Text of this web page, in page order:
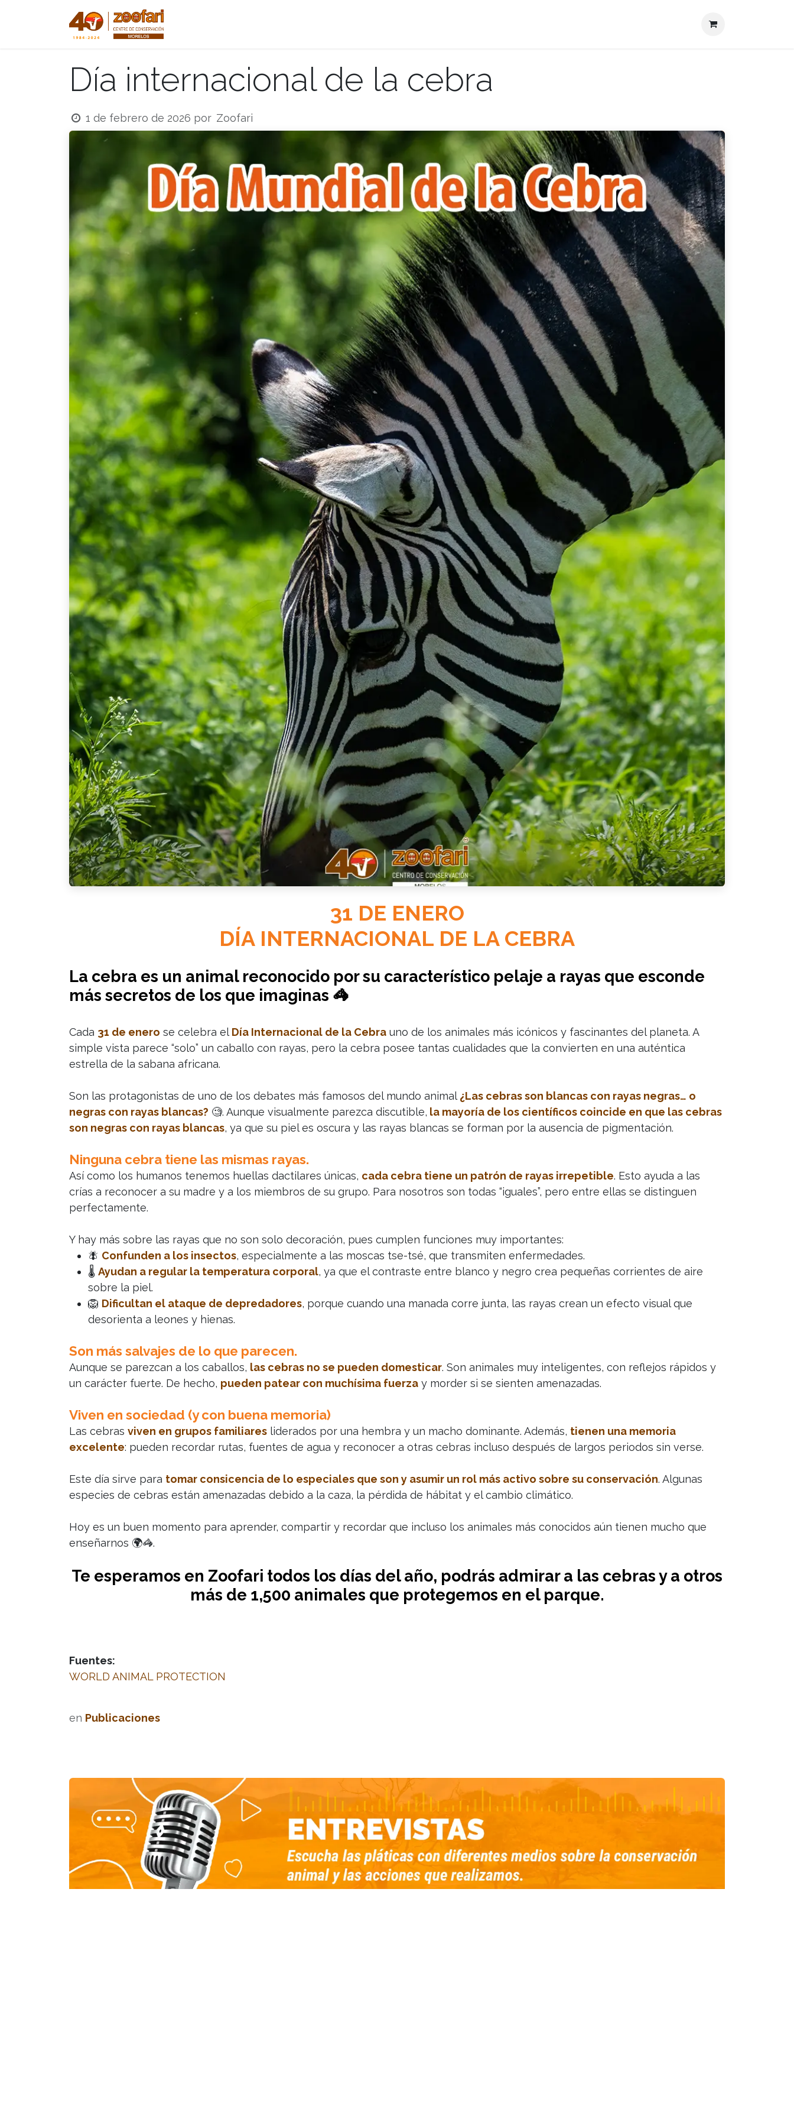
Día internacional de la cebra
1 de febrero de 2026 por Zoofari
31 DE ENERO
DÍA INTERNACIONAL DE LA CEBRA
La cebra es un animal reconocido por su característico pelaje a rayas que esconde
más secretos de los que imaginas 🦓
Cada 31 de enero se celebra el Día Internacional de la Cebra uno de los animales más icónicos y fascinantes del planeta. A
simple vista parece “solo” un caballo con rayas, pero la cebra posee tantas cualidades que la convierten en una auténtica
estrella de la sabana africana.
Son las protagonistas de uno de los debates más famosos del mundo animal ¿Las cebras son blancas con rayas negras… o
negras con rayas blancas? 🧐. Aunque visualmente parezca discutible, la mayoría de los científicos coincide en que las cebras
son negras con rayas blancas, ya que su piel es oscura y las rayas blancas se forman por la ausencia de pigmentación.
Ninguna cebra tiene las mismas rayas.
Así como los humanos tenemos huellas dactilares únicas, cada cebra tiene un patrón de rayas irrepetible. Esto ayuda a las
crías a reconocer a su madre y a los miembros de su grupo. Para nosotros son todas “iguales”, pero entre ellas se distinguen
perfectamente.
Y hay más sobre las rayas que no son solo decoración, pues cumplen funciones muy importantes:
🪰 Confunden a los insectos, especialmente a las moscas tse-tsé, que transmiten enfermedades.
🌡️ Ayudan a regular la temperatura corporal, ya que el contraste entre blanco y negro crea pequeñas corrientes de aire
sobre la piel.
🦁 Dificultan el ataque de depredadores, porque cuando una manada corre junta, las rayas crean un efecto visual que
desorienta a leones y hienas.
Son más salvajes de lo que parecen.
Aunque se parezcan a los caballos, las cebras no se pueden domesticar. Son animales muy inteligentes, con reflejos rápidos y
un carácter fuerte. De hecho, pueden patear con muchísima fuerza y morder si se sienten amenazadas.
Viven en sociedad (y con buena memoria)
Las cebras viven en grupos familiares liderados por una hembra y un macho dominante. Además, tienen una memoria
excelente: pueden recordar rutas, fuentes de agua y reconocer a otras cebras incluso después de largos periodos sin verse.
Este día sirve para tomar consicencia de lo especiales que son y asumir un rol más activo sobre su conservación. Algunas
especies de cebras están amenazadas debido a la caza, la pérdida de hábitat y el cambio climático.
Hoy es un buen momento para aprender, compartir y recordar que incluso los animales más conocidos aún tienen mucho que
enseñarnos 🌍🦓.
Te esperamos en Zoofari todos los días del año, podrás admirar a las cebras y a otros
más de 1,500 animales que protegemos en el parque.
Fuentes:
WORLD ANIMAL PROTECTION
en Publicaciones